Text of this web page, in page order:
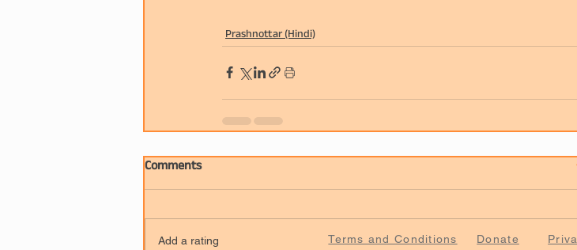
Prashnottar (Hindi)
Comments
Add a rating Donate
Terms and Conditions